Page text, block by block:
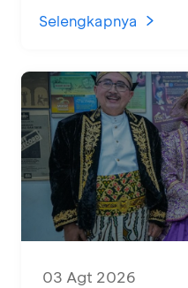
Selengkapnya
03 Agt 2026